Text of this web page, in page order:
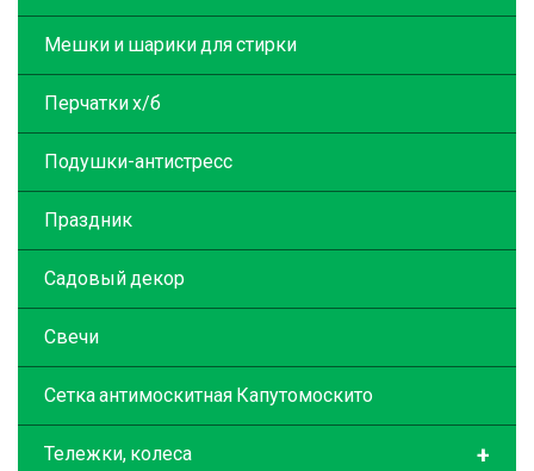
Мешки и шарики для стирки
Перчатки х/б
Подушки-антистресс
Праздник
Садовый декор
Свечи
Сетка антимоскитная Капутомоскито
+
Тележки, колеса